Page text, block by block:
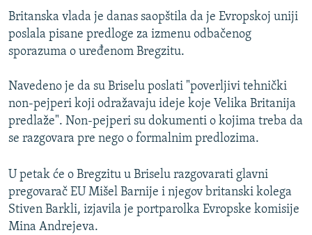
POPLAVE I KLIZIŠTA U BIH 2024.
TV LIBERTY
POST SCRIPTUM
MOJA EVROPA
TRI DECENIJE OD RATA U BIH
NASTANAK I RASPAD JUGOSLAVIJE
Sve RFE/RL stranice
Britanska vlada je danas saopštila da je Evropskoj uniji
poslala pisane predloge za izmenu odbačenog
sporazuma o uređenom Bregzitu.
Navedeno je da su Briselu poslati "poverljivi tehnički
non-pejperi koji odražavaju ideje koje Velika Britanija
predlaže". Non-pejperi su dokumenti o kojima treba da
se razgovara pre nego o formalnim predlozima.
U petak će o Bregzitu u Briselu razgovarati glavni
pregovarač EU Mišel Barnije i njegov britanski kolega
Stiven Barkli, izjavila je portparolka Evropske komisije
Mina Andrejeva.